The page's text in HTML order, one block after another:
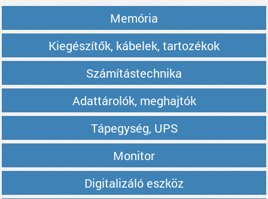
Memória
Kiegészítők, kábelek, tartozékok
Számítástechnika
Adattárolók, meghajtók
Tápegység, UPS
Monitor
Digitalizáló eszköz